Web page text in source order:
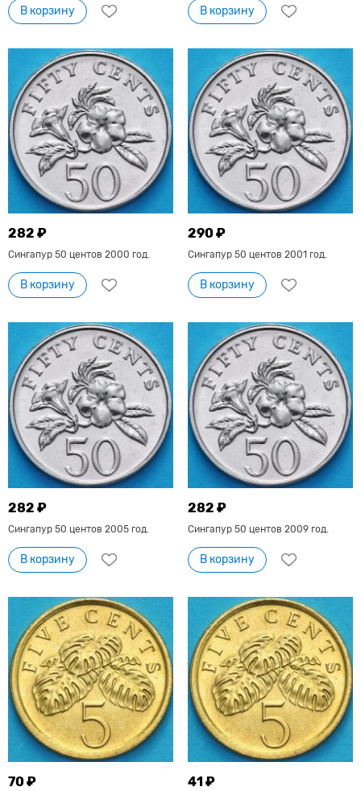
В корзину В корзину
282 ₽
Сингапур 50 центов 2000 год.
В корзину
290 ₽
Сингапур 50 центов 2001 год.
В корзину
282 ₽
Сингапур 50 центов 2005 год.
В корзину
282 ₽
Сингапур 50 центов 2009 год.
В корзину
70 ₽ 41 ₽